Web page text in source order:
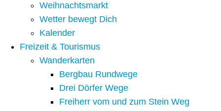
Weihnachtsmarkt
Wetter bewegt Dich
Kalender
Freizeit & Tourismus
Wanderkarten
Bergbau Rundwege
Drei Dörfer Wege
Freiherr vom und zum Stein Weg